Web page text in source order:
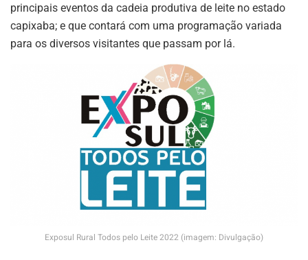
principais eventos da cadeia produtiva de leite no estado
capixaba; e que contará com uma programação variada
para os diversos visitantes que passam por lá.
Exposul Rural Todos pelo Leite 2022 (imagem: Divulgação)